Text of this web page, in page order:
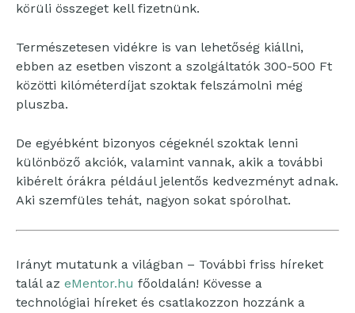
körüli összeget kell fizetnünk.
Természetesen vidékre is van lehetőség kiállni,
ebben az esetben viszont a szolgáltatók 300-500 Ft
közötti kilóméterdíjat szoktak felszámolni még
pluszba.
De egyébként bizonyos cégeknél szoktak lenni
különböző akciók, valamint vannak, akik a további
kibérelt órákra például jelentős kedvezményt adnak.
Aki szemfüles tehát, nagyon sokat spórolhat.
Irányt mutatunk a világban – További friss híreket
talál az eMentor.hu főoldalán! Kövesse a
technológiai híreket és csatlakozzon hozzánk a